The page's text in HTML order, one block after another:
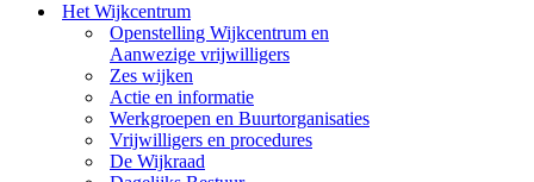
Het Wijkcentrum
Openstelling Wijkcentrum en
Aanwezige vrijwilligers
Zes wijken
Actie en informatie
Werkgroepen en Buurtorganisaties
Vrijwilligers en procedures
De Wijkraad